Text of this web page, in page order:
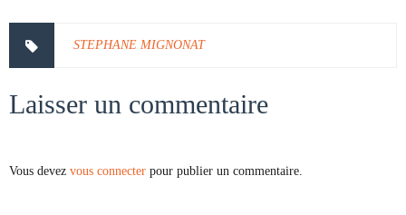
STEPHANE MIGNONAT
Laisser un commentaire
Vous devez vous connecter pour publier un commentaire.